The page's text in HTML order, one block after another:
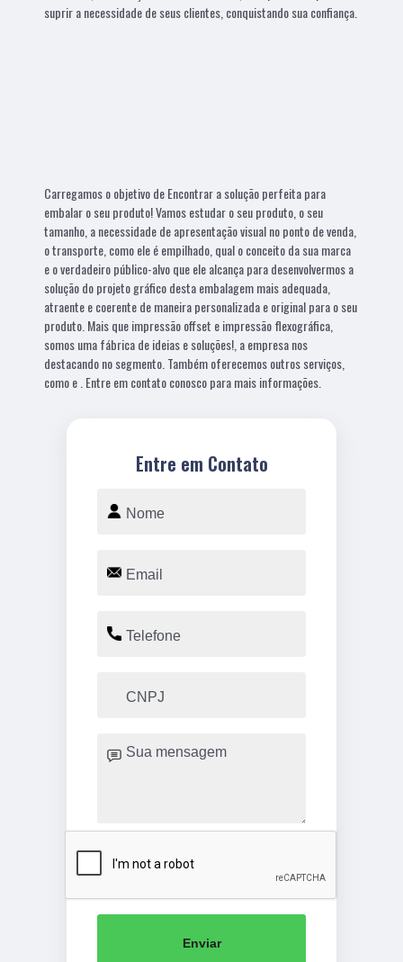
suprir a necessidade de seus clientes, conquistando sua confiança.
Carregamos o objetivo de Encontrar a solução perfeita para
embalar o seu produto! Vamos estudar o seu produto, o seu
tamanho, a necessidade de apresentação visual no ponto de venda,
o transporte, como ele é empilhado, qual o conceito da sua marca
e o verdadeiro público-alvo que ele alcança para desenvolvermos a
solução do projeto gráfico desta embalagem mais adequada,
atraente e coerente de maneira personalizada e original para o seu
produto. Mais que impressão offset e impressão flexográfica,
somos uma fábrica de ideias e soluções!, a empresa nos
destacando no segmento. Também oferecemos outros serviços,
como e . Entre em contato conosco para mais informações.
Entre em Contato
Enviar